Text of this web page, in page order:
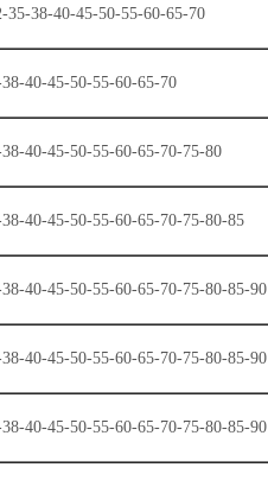
38-40-45-50-55-60-65-70
40-45-50-55-60-65-70
40-45-50-55-60-65-70-75-80
40-45-50-55-60-65-70-75-80-85
40-45-50-55-60-65-70-75-80-85-90
40-45-50-55-60-65-70-75-80-85-90
40-45-50-55-60-65-70-75-80-85-90